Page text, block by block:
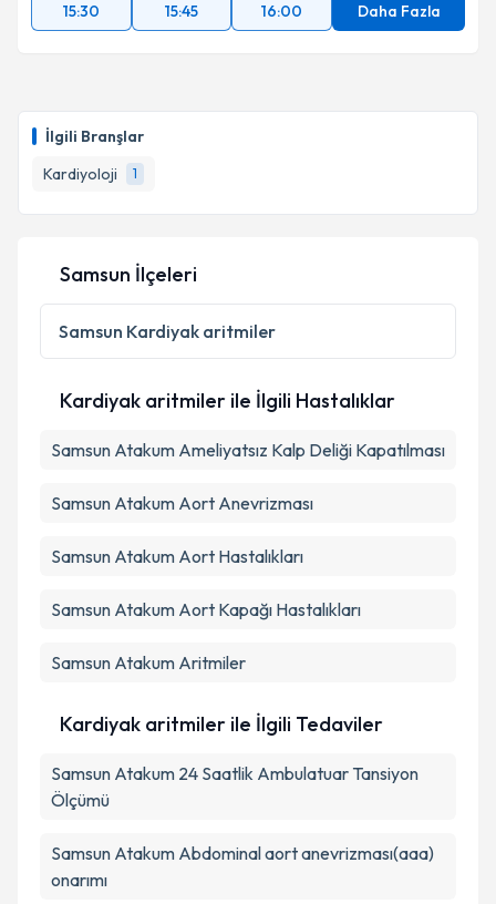
İlgili Branşlar
Kardiyoloji
1
15:30
15:45 16:00 Daha Fazla
Samsun İlçeleri
Samsun Kardiyak aritmiler
Kardiyak aritmiler ile İlgili Hastalıklar
Samsun Atakum Ameliyatsız Kalp Deliği Kapatılması
Samsun Atakum Aort Anevrizması
Samsun Atakum Aort Hastalıkları
Samsun Atakum Aort Kapağı Hastalıkları
Samsun Atakum Aritmiler
Kardiyak aritmiler ile İlgili Tedaviler
Samsun Atakum 24 Saatlik Ambulatuar Tansiyon
Ölçümü
Samsun Atakum Abdominal aort anevrizması(aaa)
onarımı